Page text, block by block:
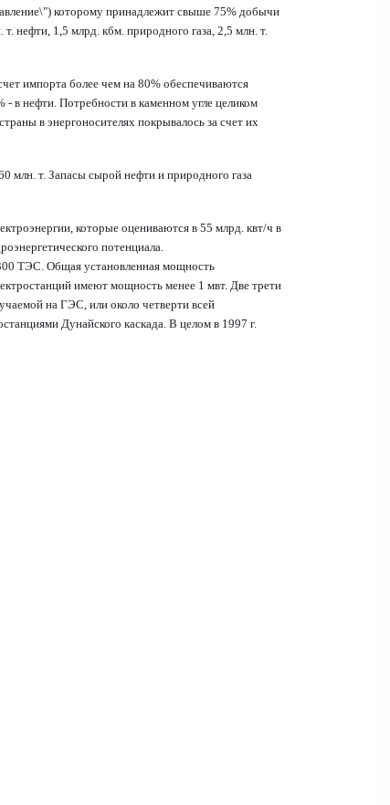
которому принадлежит свыше 75% добычи
нефти, 1,5 млрд. кбм. природного газа, 2,5 млн. т.
импорта более чем на 80% обеспечиваются
в нефти. Потребности в каменном угле целиком
в энергоносителях покрывалось за счет их
млн. т. Запасы сырой нефти и природного газа
которые оцениваются в 55 млрд. квт/ч в
потенциала.
ТЭС. Общая установленная мощность
имеют мощность менее 1 мвт. Две трети
на ГЭС, или около четверти всей
Дунайского каскада. В целом в 1997 г.